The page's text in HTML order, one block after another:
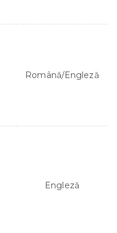
Română/Engleză
Engleză